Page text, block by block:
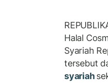
Halal
Syariah
tersebut
syariah